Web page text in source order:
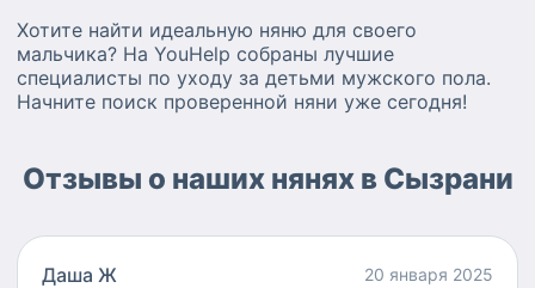
Хотите найти идеальную няню для своего
мальчика? На YouHelp собраны лучшие
специалисты по уходу за детьми мужского пола.
Начните поиск проверенной няни уже сегодня!
Отзывы о наших нянях в Сызрани
Даша Ж 20 января 2025